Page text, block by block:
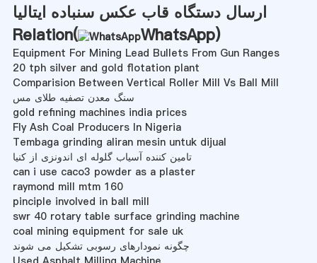
ارسال دستگاه قاب عکس سنباده ایتالیا
Relation(
WhatsApp)
Equipment For Mining Lead Bullets From Gun Ranges
20 tph silver and gold flotation plant
Comparision Between Vertical Roller Mill Vs Ball Mill
سنگ معدن تصفیه طلای مس
gold refining machines india prices
Fly Ash Coal Producers In Nigeria
Tembaga grinding aliran mesin untuk dijual
تامین کننده آسیاب گلوله ای اندونزی از کنیا
can i use caco3 powder as a plaster
raymond mill mtm 160
pinciple involved in ball mill
swr 40 rotary table surface grinding machine
coal mining equipment for sale uk
چگونه نمودارهای رسوبی تشکیل می شوند